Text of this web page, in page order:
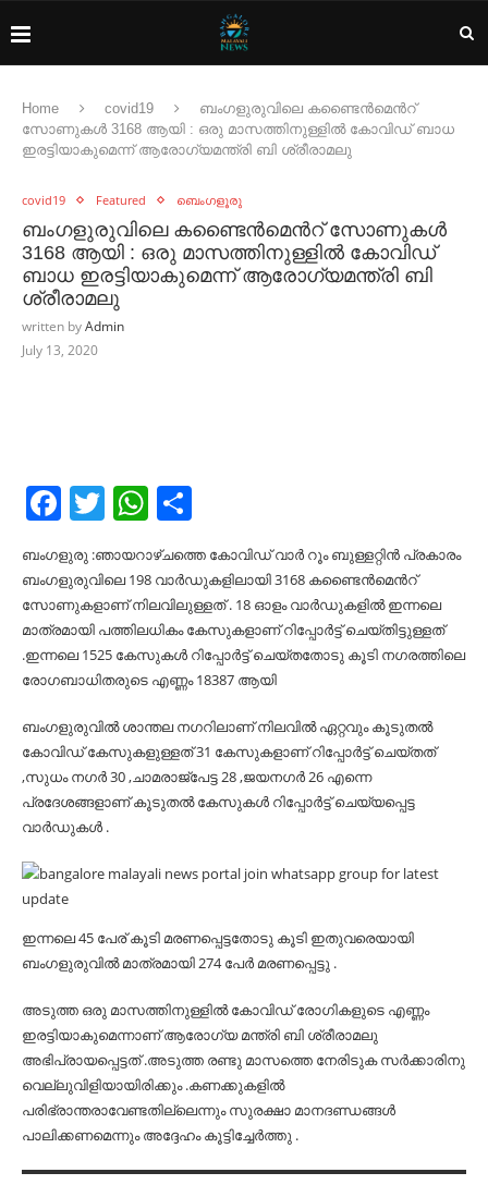
Home covid19
ബംഗളുരുവിലെ കണ്ടൈൻമെൻറ്
സോണുകൾ 3168 ആയി : ഒരു മാസത്തിനുള്ളിൽ കോവിഡ് ബാധ
ഇരട്ടിയാകുമെന്ന് ആരോഗ്യമന്ത്രി ബി ശ്രീരാമലു
covid19 Featured ബെംഗളൂരു
ബംഗളുരുവിലെ കണ്ടൈൻമെൻറ് സോണുകൾ
3168 ആയി : ഒരു മാസത്തിനുള്ളിൽ കോവിഡ്
ബാധ ഇരട്ടിയാകുമെന്ന് ആരോഗ്യമന്ത്രി ബി
ശ്രീരാമലു
written byAdmin
July 13, 2020
Facebook
TwitterWhatsApp
ബംഗളുരു :ഞായറാഴ്ചത്തെ കോവിഡ് വാർ റൂം ബുള്ളറ്റിൻ പ്രകാരം
ബംഗളുരുവിലെ 198 വാർഡുകളിലായി 3168 കണ്ടൈൻമെൻറ്
സോണുകളാണ് നിലവിലുള്ളത് . 18 ഓളം വാർഡുകളിൽ ഇന്നലെ
മാത്രമായി പത്തിലധികം കേസുകളാണ് റിപ്പോർട്ട് ചെയ്തിട്ടുള്ളത്
.ഇന്നലെ 1525 കേസുകൾ റിപ്പോർട്ട് ചെയ്തതോടു കൂടി നഗരത്തിലെ
രോഗബാധിതരുടെ എണ്ണം 18387 ആയി
ബംഗളുരുവിൽ ശാന്തല നഗറിലാണ് നിലവിൽ ഏറ്റവും കൂടുതൽ
കോവിഡ് കേസുകളുള്ളത് 31 കേസുകളാണ് റിപ്പോർട്ട് ചെയ്തത്
,സുധം നഗർ 30 ,ചാമരാജ്പേട്ട 28 ,ജയനഗർ 26 എന്നെ
പ്രദേശങ്ങളാണ് കൂടുതൽ കേസുകൾ റിപ്പോർട്ട് ചെയ്യപ്പെട്ട
വാർഡുകൾ .
ഇന്നലെ 45 പേര് കൂടി മരണപ്പെട്ടതോടു കൂടി ഇതുവരെയായി
ബംഗളുരുവിൽ മാത്രമായി 274 പേർ മരണപ്പെട്ടു .
അടുത്ത ഒരു മാസത്തിനുള്ളിൽ കോവിഡ് രോഗികളുടെ എണ്ണം
ഇരട്ടിയാകുമെന്നാണ് ആരോഗ്യ മന്ത്രി ബി ശ്രീരാമലു
അഭിപ്രായപ്പെട്ടത് .അടുത്ത രണ്ടു മാസത്തെ നേരിടുക സർക്കാരിനു
വെല്ലുവിളിയായിരിക്കും .കണക്കുകളിൽ
പരിഭ്രാന്തരാവേണ്ടതില്ലെന്നും സുരക്ഷാ മാനദണ്ഡങ്ങൾ
പാലിക്കണമെന്നും അദ്ദേഹം കൂട്ടിച്ചേർത്തു .